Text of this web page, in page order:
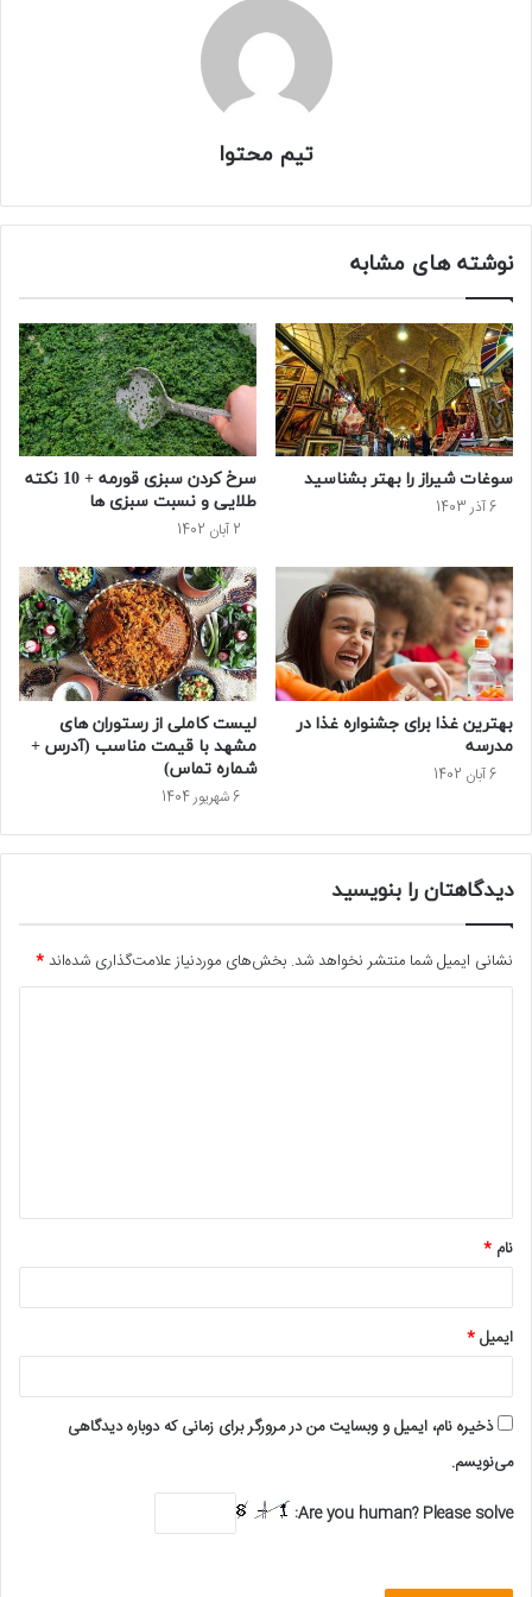
تیم محتوا
نوشته های مشابه
سوغات شیراز را بهتر بشناسید
6 آذر 1403
سرخ کردن سبزی قورمه + 10 نکته
طلایی و نسبت سبزی ها
2 آبان 1402
بهترین غذا برای جشنواره غذا در
مدرسه
6 آبان 1402
لیست کاملی از رستوران های
مشهد با قیمت مناسب (آدرس +
شماره تماس)
6 شهریور 1404
دیدگاهتان را بنویسید
نشانی ایمیل شما منتشر نخواهد شد. بخش‌های موردنیاز علامت‌گذاری شده‌اند*
*
نام *
ایمیل*
ذخیره نام، ایمیل و وبسایت من در مرورگر برای زمانی که دوباره دیدگاهی
می‌نویسم.
Are you human? Please solve: